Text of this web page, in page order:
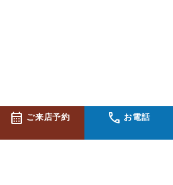
calendar_month ご来店予約 call お電話